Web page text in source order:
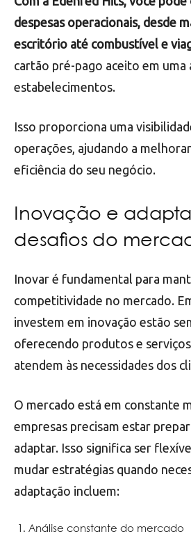
despesas operacionais, desde
escritório até combustível e
cartão pré-pago aceito em uma
estabelecimentos.
Isso proporciona uma
operações, ajudando a
eficiência do seu negócio.
Inovação e
desafios do
Inovar é fundamental para
competitividade no mercado.
investem em inovação estão
oferecendo produtos e
atendem às necessidades dos
O mercado está em constante
empresas precisam estar
adaptar. Isso significa ser
mudar estratégias quando
adaptação incluem:
Análise constante do mercado